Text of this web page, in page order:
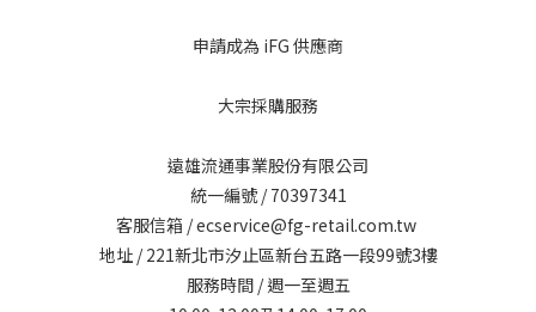
申請成為 iFG 供應商
大宗採購服務
遠雄流通事業股份有限公司
統一編號 / 70397341
客服信箱 / ecservice@fg-retail.com.tw
地址 / 221新北市汐止區新台五路一段99號3樓
服務時間 / 週一至週五